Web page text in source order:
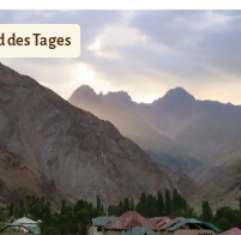
des Tages